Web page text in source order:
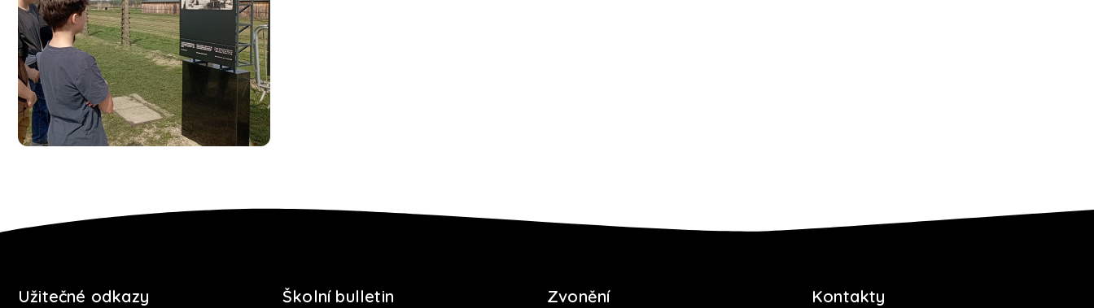
Užitečné odkazy Školní bulletin Zvonění Kontakty